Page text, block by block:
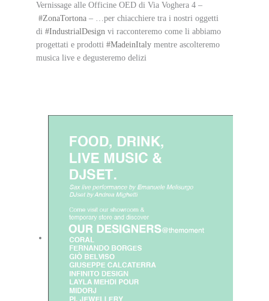
Vernissage alle Officine OED di Via Voghera 4 –
#ZonaTortona – …per chiacchiere tra i nostri oggetti
di #IndustrialDesign vi racconteremo come li abbiamo
progettati e prodotti #MadeinItaly mentre ascolteremo
musica live e degusteremo delizi